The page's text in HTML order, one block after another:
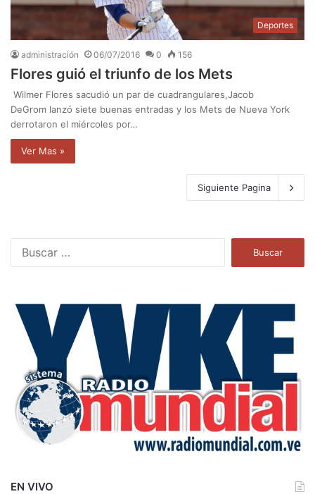
Deportes
administración 06/07/2016 0 156
Flores guió el triunfo de los Mets
Wilmer Flores sacudió un par de cuadrangulares,Jacob
DeGrom lanzó siete buenas entradas y los Mets de Nueva York
derrotaron el miércoles por…
Ver Mas »
Siguiente Pagina
a
EN VIVO